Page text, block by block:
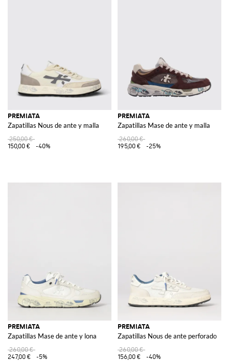
PREMIATA
Zapatillas Nous de ante y malla
250,00 €
150,00 €
-40%
PREMIATA
Zapatillas Mase de ante y malla
260,00 €
195,00 €
-25%
PREMIATA
Zapatillas Mase de ante y lona
260,00 €
247,00 €
-5%
PREMIATA
Zapatillas Nous de ante perforado
260,00 €
156,00 €
-40%